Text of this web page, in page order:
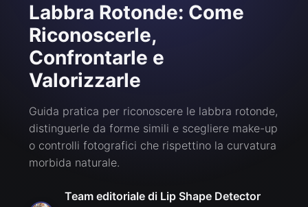
Labbra Rotonde: Come
Riconoscerle,
Confrontarle e
Valorizzarle
Guida pratica per riconoscere le labbra rotonde,
distinguerle da forme simili e scegliere make-up
o controlli fotografici che rispettino la curvatura
morbida naturale.
Team editoriale di Lip Shape Detector